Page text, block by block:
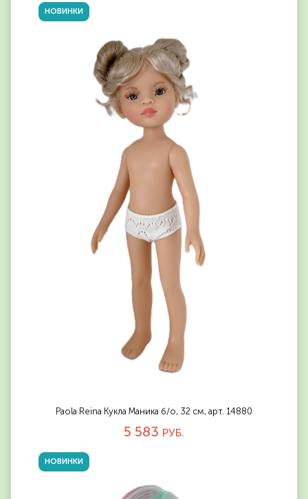
НОВИНКИ
Paola Reina Кукла Маника б/о, 32 см, арт. 14880
5 583 РУБ.
НОВИНКИ